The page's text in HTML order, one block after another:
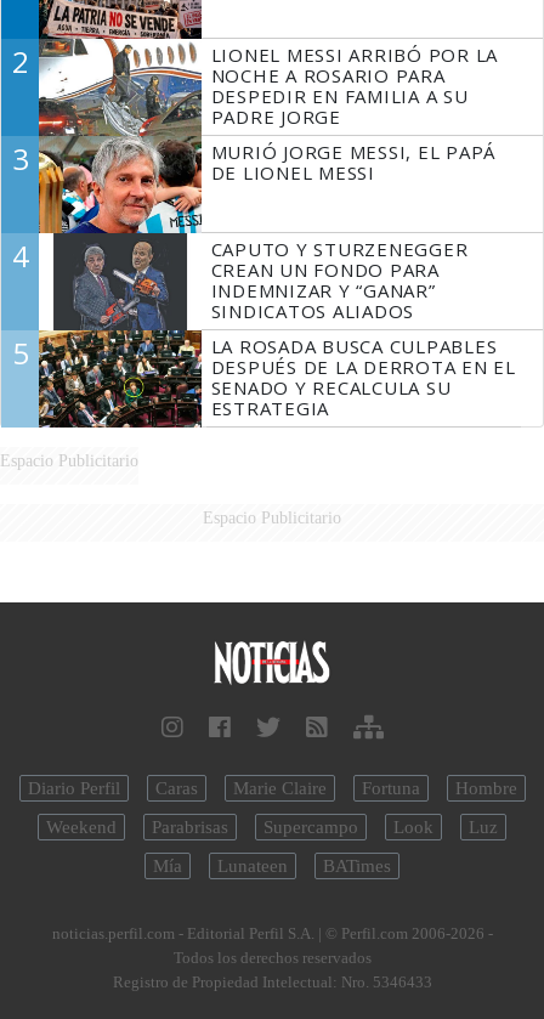
2
LIONEL MESSI ARRIBÓ POR LA
NOCHE A ROSARIO PARA
DESPEDIR EN FAMILIA A SU
PADRE JORGE
3
MURIÓ JORGE MESSI, EL PAPÁ
DE LIONEL MESSI
4
CAPUTO Y STURZENEGGER
CREAN UN FONDO PARA
INDEMNIZAR Y “GANAR”
SINDICATOS ALIADOS
5
LA ROSADA BUSCA CULPABLES
DESPUÉS DE LA DERROTA EN EL
SENADO Y RECALCULA SU
ESTRATEGIA
Espacio Publicitario
Espacio Publicitario
Diario Perfil Caras Marie Claire Fortuna
Hombre
Weekend
Parabrisas Supercampo Look
Luz
Mía
Lunateen BATimes
noticias.perfil.com - Editorial Perfil S.A. | © Perfil.com 2006-2026 -
Todos los derechos reservados
Registro de Propiedad Intelectual: Nro. 5346433